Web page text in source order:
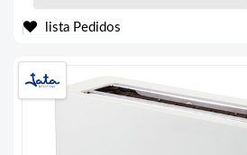
lista Pedidos